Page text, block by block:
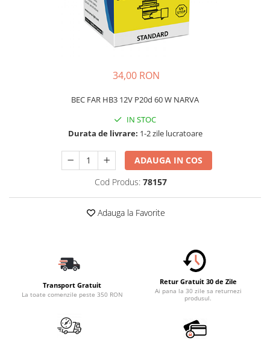
Buton Clapeta Rezervor
Alte Butoane/Comutatoare
Husa Auto / Prelata Auto
Accesorii Interior Auto
Inchidere Centralizata
Tavite Portbagaj Dedicate
Seturi Interior
Carcasa Cheie
34,00 RON
BEC FAR HB3 12V P20d 60 W NARVA
IN STOC
Durata de livrare: 1-2 zile lucratoare
ADAUGA IN COS
Cod Produs: 78157
Adauga la Favorite
Transport Gratuit
La toate comenzile peste 350 RON
Retur Gratuit 30 de Zile
Ai pana la 30 zile sa returnezi
produsul.